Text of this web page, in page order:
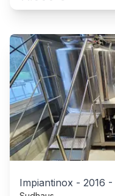
Impiantinox - 2016 -